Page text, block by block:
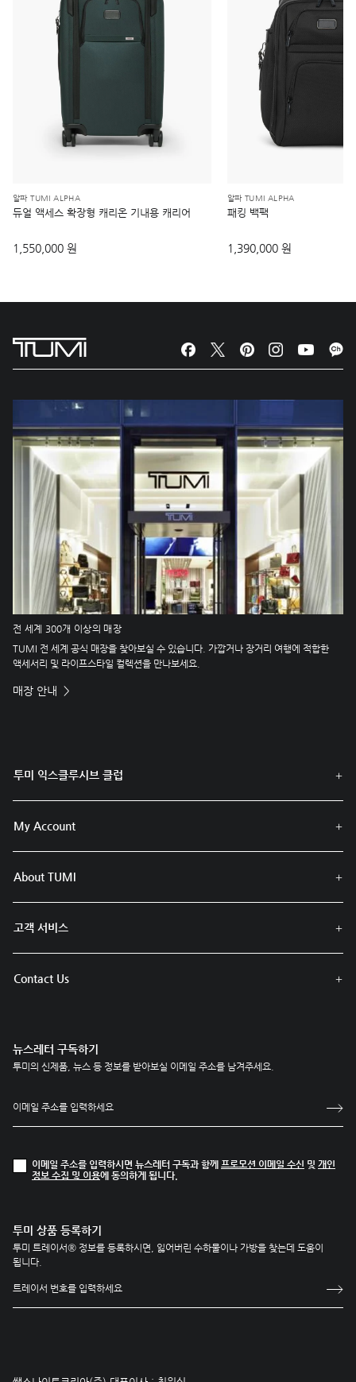
알파 TUMI ALPHA
듀얼 액세스 확장형 캐리온 기내용 캐리어
1,550,000 원
알파 TUMI ALPHA
패킹 백팩
1,390,000 원
전 세계 300개 이상의 매장
TUMI 전 세계 공식 매장을 찾아보실 수 있습니다. 가깝거나 장거리 여행에 적합한
액세서리 및 라이프스타일 컬렉션을 만나보세요.
매장 안내
투미 익스클루시브 클럽
My Account
About TUMI
고객 서비스
Contact Us
뉴스레터 구독하기
투미의 신제품, 뉴스 등 정보를 받아보실 이메일 주소를 남겨주세요.
이메일 주소를 입력하시면 뉴스레터 구독과 함께 프로모션 이메일 수신 및 개인
정보 수집 및 이용에 동의하게 됩니다.
투미 상품 등록하기
투미 트레이서® 정보를 등록하시면, 잃어버린 수하물이나 가방을 찾는데 도움이
됩니다.